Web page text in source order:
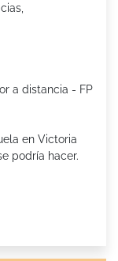
a distancia - FP
en Victoria
podría hacer.